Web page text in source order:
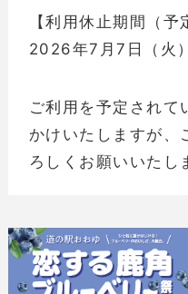
【利用休止期間（予
2026年7月7日（火
ご利用を予定されて
かけいたしますが、
ろしくお願いいたし